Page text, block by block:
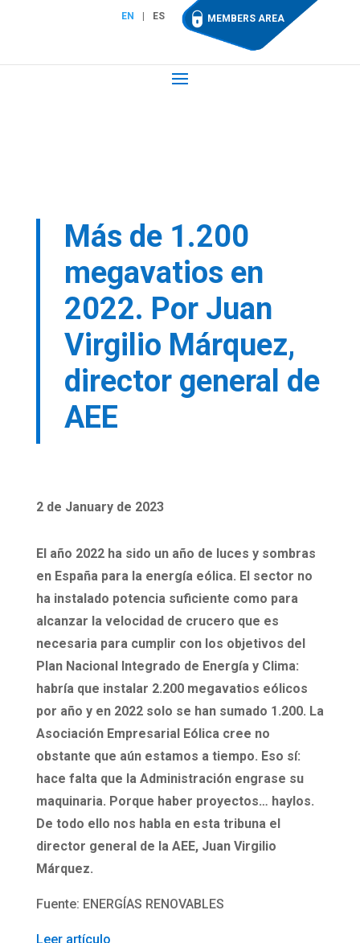
EN ES MEMBERS AREA
Más de 1.200
megavatios en
2022. Por Juan
Virgilio Márquez,
director general de
AEE
2 de January de 2023
El año 2022 ha sido un año de luces y sombras
en España para la energía eólica. El sector no
ha instalado potencia suficiente como para
alcanzar la velocidad de crucero que es
necesaria para cumplir con los objetivos del
Plan Nacional Integrado de Energía y Clima:
habría que instalar 2.200 megavatios eólicos
por año y en 2022 solo se han sumado 1.200. La
Asociación Empresarial Eólica cree no
obstante que aún estamos a tiempo. Eso sí:
hace falta que la Administración engrase su
maquinaria. Porque haber proyectos… haylos.
De todo ello nos habla en esta tribuna el
director general de la AEE, Juan Virgilio
Márquez.
Fuente: ENERGÍAS RENOVABLES
Leer artículo